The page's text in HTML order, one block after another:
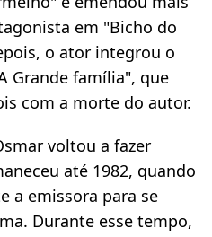
em "Bicho do
o ator integrou o
Grande família", que
com a morte do autor.
voltou a fazer
até 1982, quando
a emissora para se
Durante esse tempo,